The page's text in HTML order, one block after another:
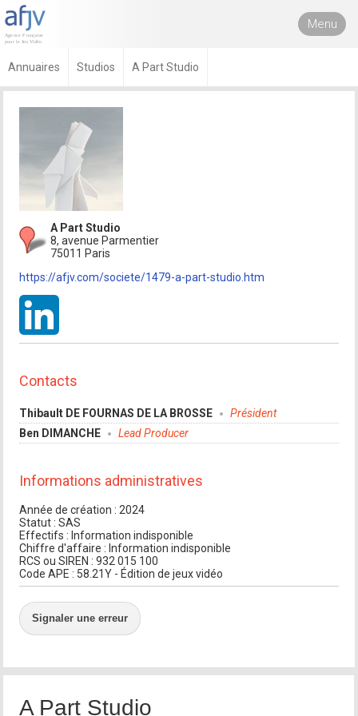
Menu
Annuaires Studios A Part Studio
A Part Studio
8, avenue Parmentier
75011 Paris
https://afjv.com/societe/1479-a-part-studio.htm
Contacts
Thibault DE FOURNAS DE LA BROSSE
Président
Ben DIMANCHE
Lead Producer
Informations administratives
Année de création : 2024
Statut : SAS
Effectifs : Information indisponible
Chiffre d'affaire : Information indisponible
RCS ou SIREN : 932 015 100
Code APE : 58.21Y - Édition de jeux vidéo
Signaler une erreur
A Part Studio